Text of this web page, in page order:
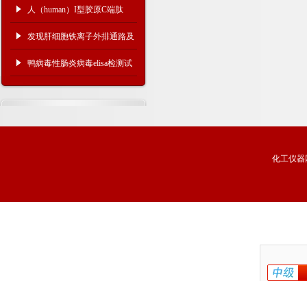
生电化学驱动研究进展
人（human）I型胶原C端肽
CTX1说明书
发现肝细胞铁离子外排通路及
其重要作用
鸭病毒性肠炎病毒elisa检测试
剂盒产品优势
化工仪器